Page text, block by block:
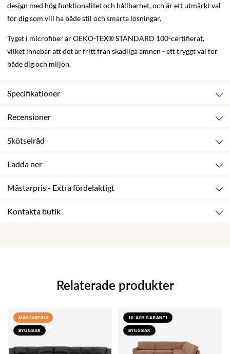
design med hög funktionalitet och hållbarhet, och är ett utmärkt val
för dig som vill ha både stil och smarta lösningar.
Tyget i microfiber är OEKO-TEX® STANDARD 100-certifierat,
vilket innebär att det är fritt från skadliga ämnen - ett tryggt val för
både dig och miljön.
Specifikationer
Recensioner
Skötselråd
Ladda ner
Mästarpris - Extra fördelaktigt
Kontakta butik
Relaterade produkter
MÄSTARPRIS
BYGGBAR
10 ÅRS GARANTI
BYGGBAR